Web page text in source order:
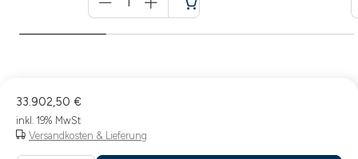
für
Warenkorb
33.902,50 €
inkl. 19% MwSt
Versandkosten & Lieferung